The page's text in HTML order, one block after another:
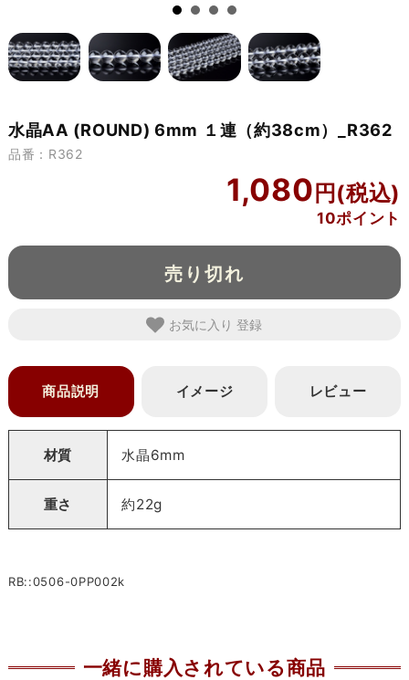
水晶AA (ROUND) 6mm １連（約38cm）_R362
品番：R362
1,080
10ポイント
売り切れ
お気に入り
商品説明 イメージ レビュー
材質 水晶6mm
重さ 約22g
RB::0506-0PP002k
一緒に購入されている商品